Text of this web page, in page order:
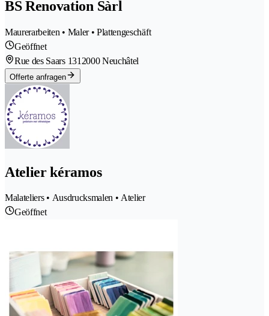
BS Renovation Sàrl
Maurerarbeiten • Maler • Plattengeschäft
Geöffnet
Rue des Saars 131 2000 Neuchâtel
Offerte anfragen
Atelier kéramos
Malateliers • Ausdrucksmalen • Atelier
Geöffnet